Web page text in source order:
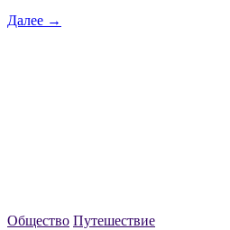
Далее →
Общество Путешествие